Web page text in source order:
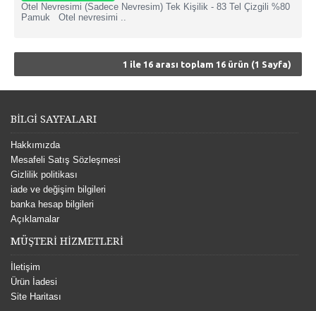
Otel Nevresimi (Sadece Nevresim) Tek Kişilik - 83 Tel Çizgili %80
Pamuk Otel nevresimi ..
1 ile 16 arası toplam 16 ürün (1 Sayfa)
BİLGİ SAYFALARI
Hakkımızda
Mesafeli Satış Sözleşmesi
Gizlilik politikası
iade ve değişim bilgileri
banka hesap bilgileri
Açıklamalar
MÜŞTERİ HİZMETLERİ
İletişim
Ürün İadesi
Site Haritası